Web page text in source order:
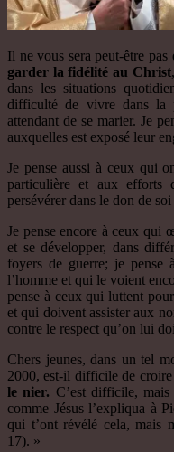
Il ne vous sera peut-être pas
garder la fidélité au Christ
dans les situations
difficulté de vivre dans la
attendant de se marier. Je
auxquelles est exposé leur
Je pense aussi à ceux qui
particulière et aux efforts
persévérer dans le don de
Je pense encore à ceux qui
et se développer, dans
foyers de guerre; je
l’homme et qui le voient
pense à ceux qui luttent
et qui doivent assister aux
contre le respect qu’on lui
Chers jeunes, dans un tel
2000, est-il difficile de croire
le nier. C’est difficile, mais
comme Jésus l’expliqua à
qui t’ont révélé cela, mais
17). »